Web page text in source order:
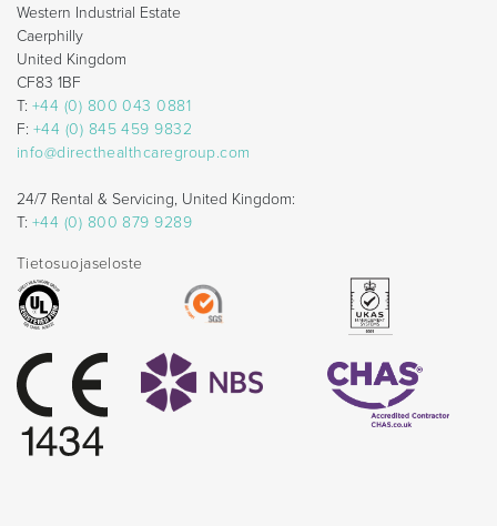
Western Industrial Estate
Caerphilly
United Kingdom
CF83 1BF
T: +44 (0) 800 043 0881
F: +44 (0) 845 459 9832
info@directhealthcaregroup.com
24/7 Rental & Servicing, United Kingdom:
T: +44 (0) 800 879 9289
Tietosuojaseloste